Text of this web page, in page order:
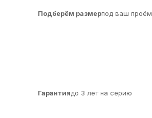
Подберём размерпод ваш проём
Гарантиядо 3 лет на серию